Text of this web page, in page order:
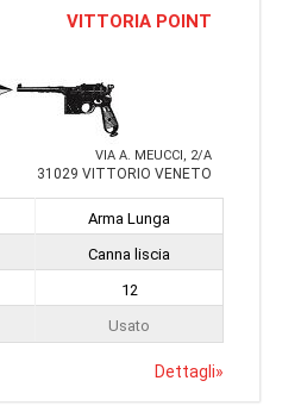
VITTORIA POINT
VIA A. MEUCCI, 2/A
31029 VITTORIO VENETO
Arma Lunga
Canna liscia
12
Usato
Dettagli»